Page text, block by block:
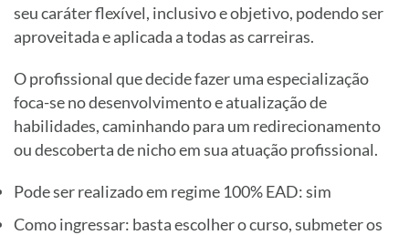
seu caráter flexível, inclusivo e objetivo, podendo ser
aproveitada e aplicada a todas as carreiras.
O profissional que decide fazer uma especialização
foca-se no desenvolvimento e atualização de
habilidades, caminhando para um redirecionamento
ou descoberta de nicho em sua atuação profissional.
Pode ser realizado em regime 100% EAD: sim
Como ingressar: basta escolher o curso, submeter os